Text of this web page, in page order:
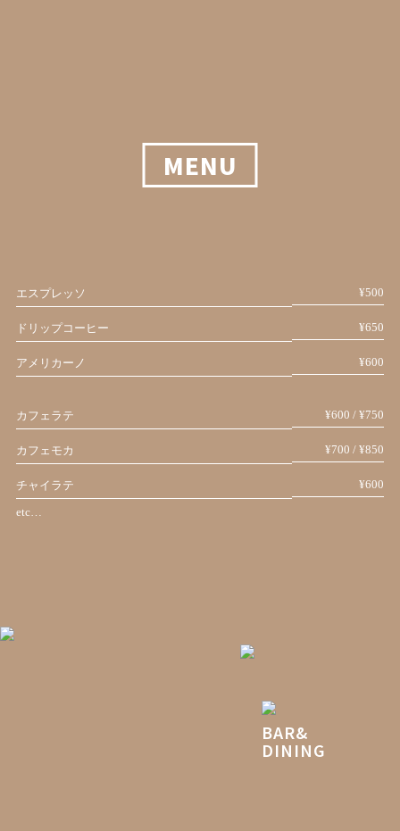
MENU
エスプレッソ ¥500
ドリップコーヒー ¥650
アメリカーノ ¥600
カフェラテ ¥600 / ¥750
カフェモカ ¥700 / ¥850
チャイラテ ¥600
etc…
BAR&
DINING